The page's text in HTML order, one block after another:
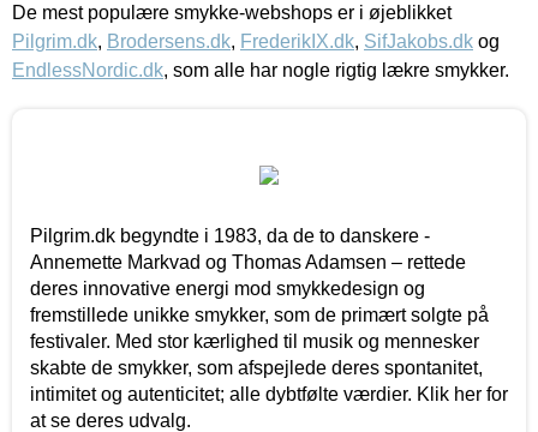
De mest populære smykke-webshops er i øjeblikket
Pilgrim.dk, Brodersens.dk, FrederikIX.dk, SifJakobs.dk og
EndlessNordic.dk, som alle har nogle rigtig lækre smykker.
Pilgrim.dk begyndte i 1983, da de to danskere -
Annemette Markvad og Thomas Adamsen – rettede
deres innovative energi mod smykkedesign og
fremstillede unikke smykker, som de primært solgte på
festivaler. Med stor kærlighed til musik og mennesker
skabte de smykker, som afspejlede deres spontanitet,
intimitet og autenticitet; alle dybtfølte værdier. Klik her for
at se deres udvalg.